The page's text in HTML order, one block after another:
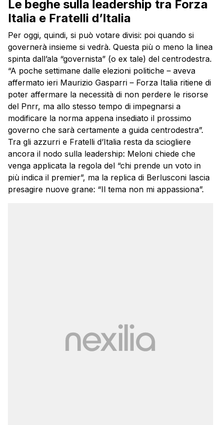
Le beghe sulla leadership tra Forza
Italia e Fratelli d’Italia
Per oggi, quindi, si può votare divisi: poi quando si
governerà insieme si vedrà. Questa più o meno la linea
spinta dall’ala “governista” (o ex tale) del centrodestra.
“A poche settimane dalle elezioni politiche – aveva
affermato ieri Maurizio Gasparri – Forza Italia ritiene di
poter affermare la necessità di non perdere le risorse
del Pnrr, ma allo stesso tempo di impegnarsi a
modificare la norma appena insediato il prossimo
governo che sarà certamente a guida centrodestra”.
Tra gli azzurri e Fratelli d’Italia resta da sciogliere
ancora il nodo sulla leadership: Meloni chiede che
venga applicata la regola del “chi prende un voto in
più indica il premier”, ma la replica di Berlusconi lascia
presagire nuove grane: “Il tema non mi appassiona”.